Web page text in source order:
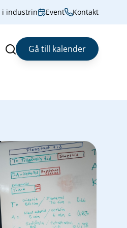
i industrin Event Kontakt
Sök Gå till kalender